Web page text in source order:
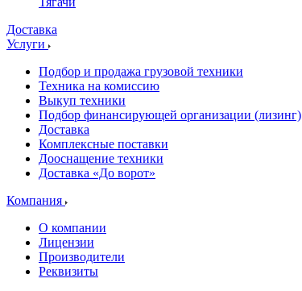
Доставка
Услуги
Подбор и продажа грузовой техники
Техника на комиссию
Выкуп техники
Подбор финансирующей организации (лизинг)
Доставка
Комплексные поставки
Дооснащение техники
Доставка «До ворот»
Компания
О компании
Лицензии
Производители
Реквизиты